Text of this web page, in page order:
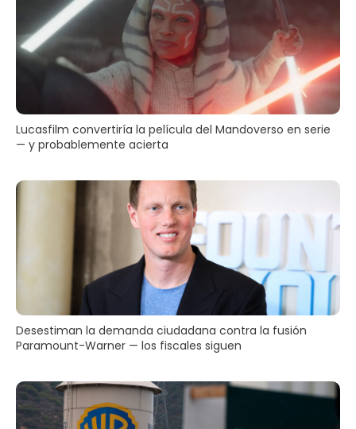
Lucasfilm convertiría la película del Mandoverso en serie
— y probablemente acierta
Desestiman la demanda ciudadana contra la fusión
Paramount-Warner — los fiscales siguen